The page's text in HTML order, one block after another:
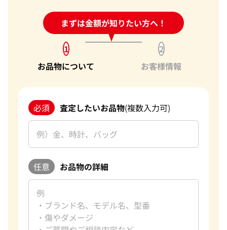
まずは金額が知りたい方へ！
24時間受付中!問い合わせフォーム
1
お品物について
2
お客様情報
必須 査定したいお品物(複数入力可)
任意 お品物の詳細